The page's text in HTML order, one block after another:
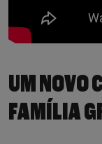
UM NOVO
FAMÍLIA